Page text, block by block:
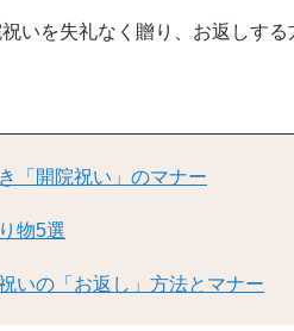
いを失礼なく贈り、お返しす
「開院祝い」のマナー
物5選
いの「お返し」方法とマナー